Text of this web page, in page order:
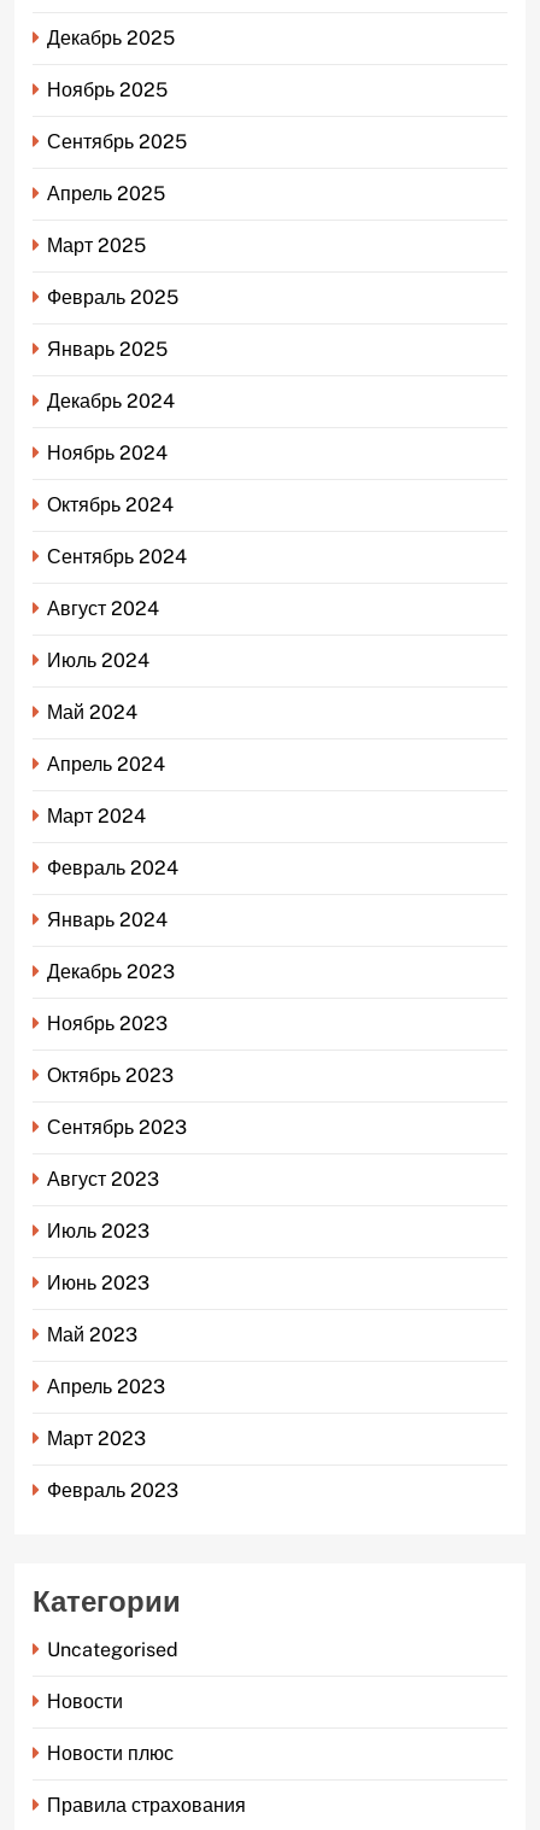
Декабрь 2025
Ноябрь 2025
Сентябрь 2025
Апрель 2025
Март 2025
Февраль 2025
Январь 2025
Декабрь 2024
Ноябрь 2024
Октябрь 2024
Сентябрь 2024
Август 2024
Июль 2024
Май 2024
Апрель 2024
Март 2024
Февраль 2024
Январь 2024
Декабрь 2023
Ноябрь 2023
Октябрь 2023
Сентябрь 2023
Август 2023
Июль 2023
Июнь 2023
Май 2023
Апрель 2023
Март 2023
Февраль 2023
Категории
Uncategorised
Новости
Новости плюс
Правила страхования